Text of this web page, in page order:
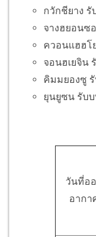
กวักชียาง รั
จางฮยอนซ
ควอนแฮฮโ
จอนฮเยจิน
คิมมยองซู
ยุนยูซน รับ
วันที่อ
อากา